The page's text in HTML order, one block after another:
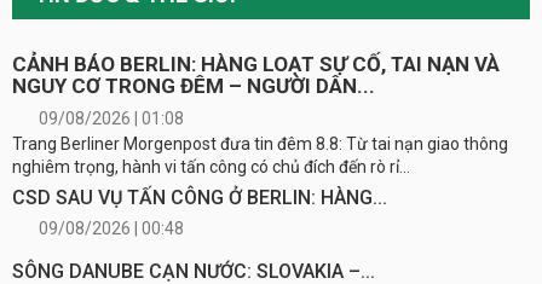
CẢNH BÁO BERLIN: HÀNG LOẠT SỰ CỐ, TAI NẠN VÀ
NGUY CƠ TRONG ĐÊM – NGƯỜI DÂN...
09/08/2026 | 01:08
Trang Berliner Morgenpost đưa tin đêm 8.8: Từ tai nạn giao thông
nghiêm trọng, hành vi tấn công có chủ đích đến rò rỉ...
CSD SAU VỤ TẤN CÔNG Ở BERLIN: HÀNG...
09/08/2026 | 00:48
SÔNG DANUBE CẠN NƯỚC: SLOVAKIA –...